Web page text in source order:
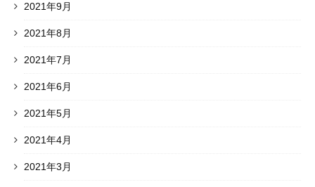
2021年9月
2021年8月
2021年7月
2021年6月
2021年5月
2021年4月
2021年3月